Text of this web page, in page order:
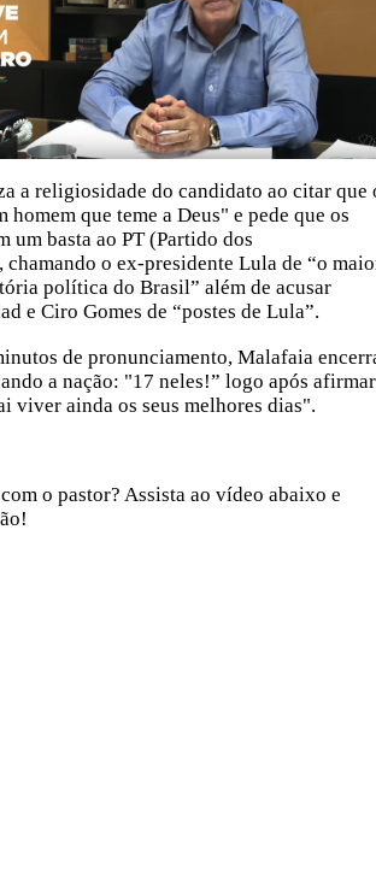
a religiosidade do candidato ao citar que
homem que teme a Deus" e pede que os
um basta ao PT (Partido dos
chamando o ex-presidente Lula de “o
política do Brasil” além de acusar
e Ciro Gomes de “postes de Lula”.
de pronunciamento, Malafaia
a nação: "17 neles!” logo após afirmar
viver ainda os seus melhores dias".
o pastor? Assista ao vídeo abaixo e